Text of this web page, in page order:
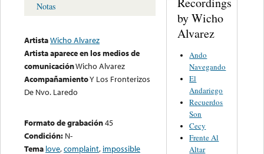
Notas
ArtistaWicho Alvarez
Artista aparece en los medios de
comunicaciónWicho Alvarez
AcompañamientoY Los Fronterizos
De Nvo. Laredo
Formato de grabación45
Condición: N-
Tema love,complaint, impossible
by Wicho
Alvarez
Ando
Navegando
El
Andariego
Recuerdos
Son
Cecy
Frente Al
Altar